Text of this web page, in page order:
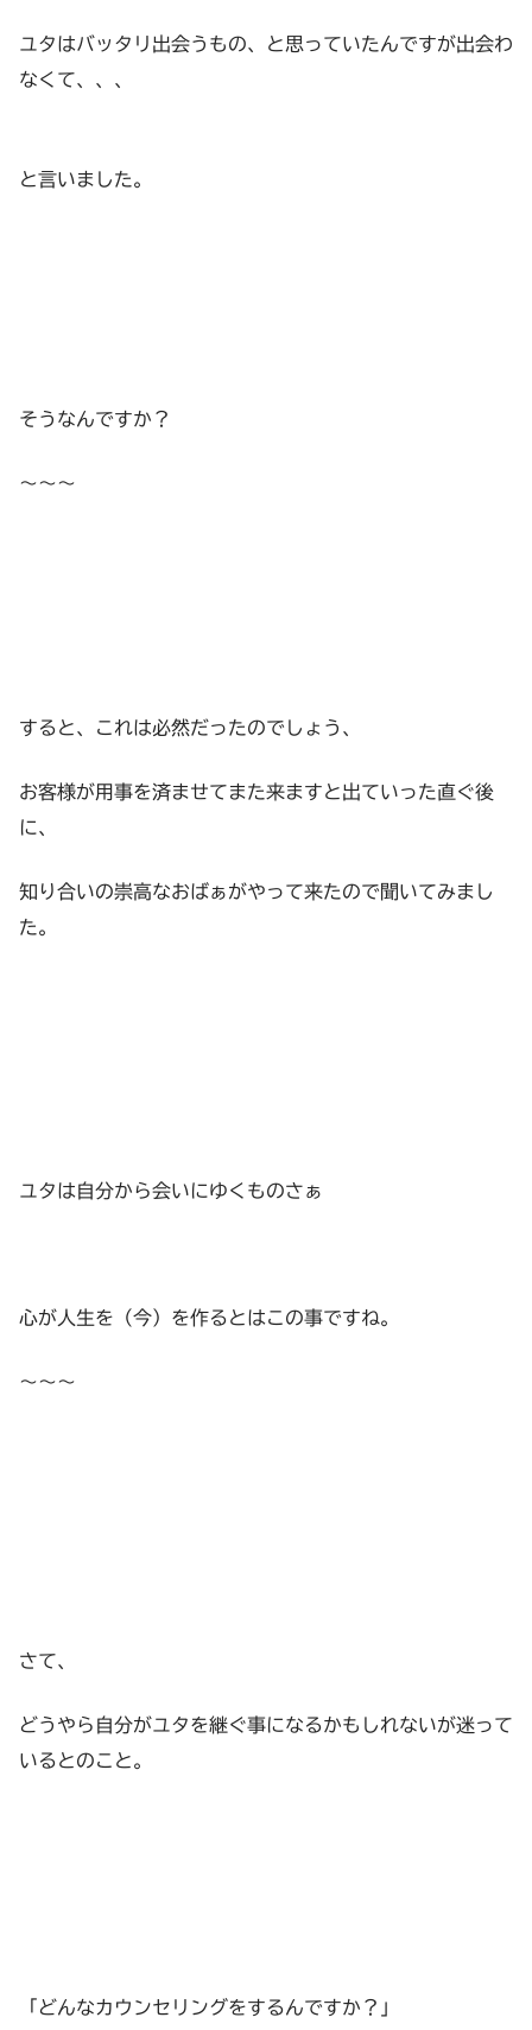
ユタはバッタリ出会うもの、と思っていたんですが出会わ
なくて、、、
と言いました。
そうなんですか？
〜〜〜
すると、これは必然だったのでしょう、
お客様が用事を済ませてまた来ますと出ていった直ぐ後
に、
知り合いの崇高なおばぁがやって来たので聞いてみまし
た。
ユタは自分から会いにゆくものさぁ
心が人生を（今）を作るとはこの事ですね。
〜〜〜
さて、
どうやら自分がユタを継ぐ事になるかもしれないが迷って
いるとのこと。
「どんなカウンセリングをするんですか？」